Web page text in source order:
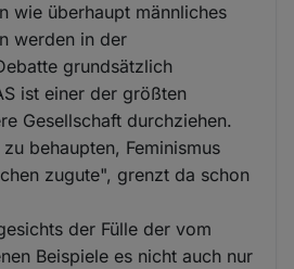
wie überhaupt männliches
werden in der
grundsätzlich
ist einer der größten
Gesellschaft durchziehen.
behaupten, Feminismus
zugute", grenzt da schon
der Fülle der vom
Beispiele es nicht auch nur